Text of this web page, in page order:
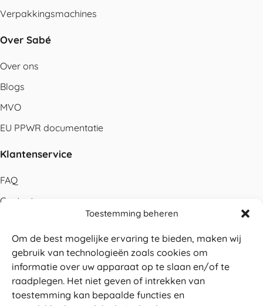
Toestemming beheren
Om de best mogelijke ervaring te bieden, maken wij
gebruik van technologieën zoals cookies om
informatie over uw apparaat op te slaan en/of te
raadplegen. Het niet geven of intrekken van
toestemming kan bepaalde functies en
Verpakkingsmachines
Over Sabé
Over ons
Blogs
MVO
EU PPWR documentatie
Klantenservice
FAQ
Contact
Betalen
Levering
Retouren